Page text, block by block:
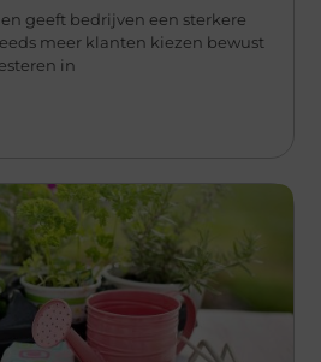
geeft bedrijven een sterkere
meer klanten kiezen bewust
in